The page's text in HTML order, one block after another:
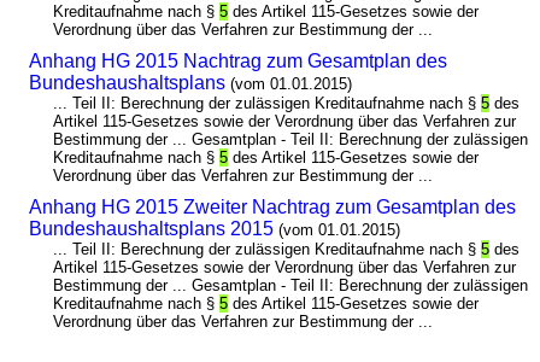
Kreditaufnahme nach §5 des Artikel 115-Gesetzes sowie der
Verordnung über das Verfahren zur Bestimmung der ...
Anhang HG 2015 Nachtrag zum Gesamtplan des
Bundeshaushaltsplans (vom 01.01.2015)
... Teil II: Berechnung der zulässigen Kreditaufnahme nach §5 des
Artikel 115-Gesetzes sowie der Verordnung über das Verfahren zur
Bestimmung der ... Gesamtplan - Teil II: Berechnung der zulässigen
Kreditaufnahme nach §5 des Artikel 115-Gesetzes sowie der
Verordnung über das Verfahren zur Bestimmung der ...
Anhang HG 2015 Zweiter Nachtrag zum Gesamtplan des
Bundeshaushaltsplans 2015 (vom 01.01.2015)
... Teil II: Berechnung der zulässigen Kreditaufnahme nach §5 des
Artikel 115-Gesetzes sowie der Verordnung über das Verfahren zur
Bestimmung der ... Gesamtplan - Teil II: Berechnung der zulässigen
Kreditaufnahme nach §5 des Artikel 115-Gesetzes sowie der
Verordnung über das Verfahren zur Bestimmung der ...